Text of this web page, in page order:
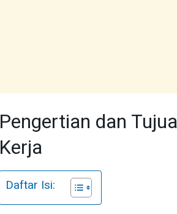
Pengertian dan
Kerja
Daftar Isi: